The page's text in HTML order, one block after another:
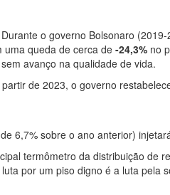
o governo Bolsonaro
uma queda de cerca de -24,3%no
avanço na qualidade de vida.
de 2023, o governo
6,7% sobre o ano anterior)
termômetro da distribuição de
luta por um piso digno é a luta pela